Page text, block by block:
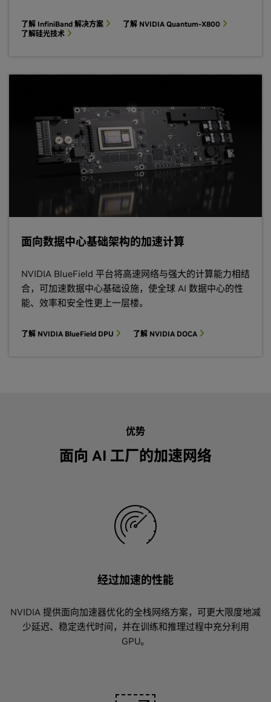
了解 InfiniBand 解决方案
了解 NVIDIA Quantum-X800
了解硅光技术
面向数据中心基础架构的加速计算
NVIDIA BlueField 平台将高速网络与强大的计算能力相结
合，可加速数据中心基础设施，使全球 AI 数据中心的性
能、效率和安全性更上一层楼。
了解 NVIDIA BlueField DPU 了解 NVIDIA DOCA
优势
面向 AI 工厂的加速网络
经过加速的性能
NVIDIA 提供面向加速器优化的全栈网络方案，可更大限度地减
少延迟、稳定迭代时间，并在训练和推理过程中充分利用
GPU。